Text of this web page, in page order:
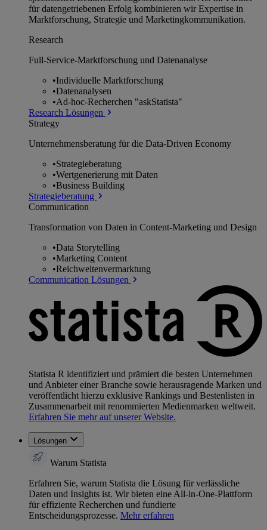
für datengetriebenen Erfolg kombinieren wir Expertise in
Marktforschung, Strategie und Marketingkommunikation.
Research
Full-Service-Marktforschung und Datenanalyse
•Individuelle Marktforschung
•Datenanalysen
•Ad-hoc-Recherchen "askStatista"
Research Lösungen
Strategy
Unternehmens­beratung für die Data-Driven Economy
•Strategieberatung
•Wertgenerierung mit Daten
•Business Building
Strategieberatung
Communication
Transformation von Daten in Content-Marketing und Design
•Data Storytelling
•Marketing Content
•Reichweitenvermarktung
Communication Lösungen
Statista R identifiziert und prämiert die besten Unternehmen
und Anbieter einer Branche sowie herausragende Marken und
veröffentlicht hierzu exklusive Rankings und Bestenlisten in
Zusammenarbeit mit renommierten Medienmarken weltweit.
Erfahren Sie mehr auf unserer Website.
Lösungen
Warum Statista
Erfahren Sie, warum Statista die Lösung für verlässliche
Daten und Insights ist. Wir bieten eine All-in-One-Plattform
für effiziente Recherchen und fundierte
Entscheidungsprozesse. Mehr erfahren